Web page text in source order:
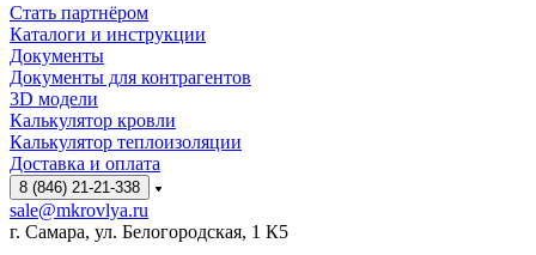
Стать партнёром
Каталоги и инструкции
Документы
Документы для контрагентов
3D модели
Калькулятор кровли
Калькулятор теплоизоляции
Доставка и оплата
8 (846) 21-21-338
sale@mkrovlya.ru
г. Самара, ул. Белогородская, 1 К5